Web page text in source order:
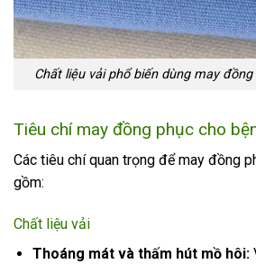
Chất liệu vải phổ biến dùng may
Tiêu chí may đồng phục cho
Các tiêu chí quan trọng để may đồng
gồm:
Chất liệu vải
Thoáng mát và thấm hút mồ hôi: